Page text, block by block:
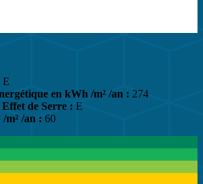
E
en kWh /m² /an : 274
de Serre : E
m² /an : 60